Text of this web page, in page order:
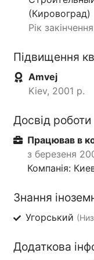
(Кировоград)
Рік
Підвищення
Amvej
Kiev, 2001 р.
Досвід роботи
Працював в
з березеня
Компанія:
Знання
Угорський
Додаткова